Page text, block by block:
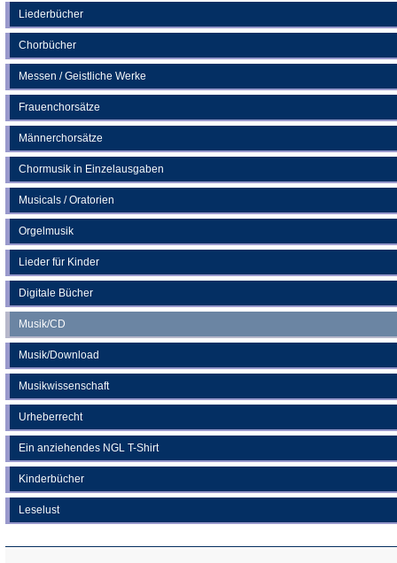
Liederbücher
Chorbücher
Messen / Geistliche Werke
Frauenchorsätze
Männerchorsätze
Chormusik in Einzelausgaben
Musicals / Oratorien
Orgelmusik
Lieder für Kinder
Digitale Bücher
Musik/CD
Musik/Download
Musikwissenschaft
Urheberrecht
Ein anziehendes NGL T-Shirt
Kinderbücher
Leselust